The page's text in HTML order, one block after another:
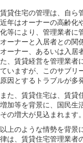
賃貸住宅の管理は、自ら
近年はオーナーの高齢化
化等により、管理業者に
オーナーと入居者との関
オーナー、あるいは入居
た、賃貸経営を管理業者
ていますが、このサブリ
原因とするトラブルが多
また、賃貸住宅は、賃貸
増加等を背景に、国民生
その増大が見込まれます。
以上のような情勢を背景
律は、賃貸住宅管理業者